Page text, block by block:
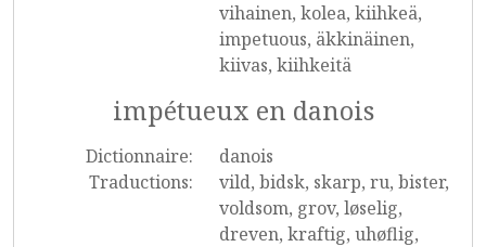
vihainen, kolea, kiihkeä,
impetuous, äkkinäinen,
kiivas, kiihkeitä
impétueux en danois
Dictionnaire:
danois
Traductions:
vild, bidsk, skarp, ru, bister,
voldsom, grov, løselig,
dreven, kraftig, uhøflig,